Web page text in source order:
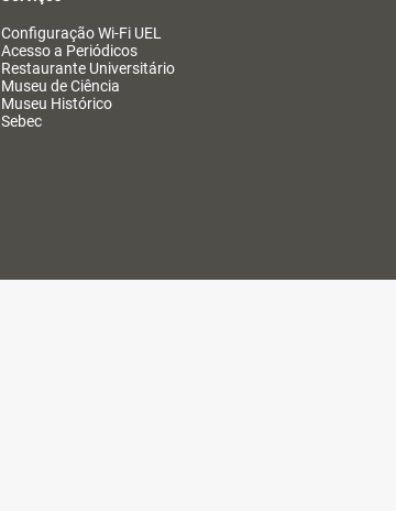
Configuração Wi-Fi UEL
Acesso a Periódicos
Restaurante Universitário
Museu de Ciência
Museu Histórico
Sebec